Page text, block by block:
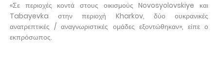
«Σε περιοχές κοντά στους οικισμούς Novosyolovskiye και
Tabayevka στην περιοχή Kharkov, δύο ουκρανικές
ανατρεπτικές / αναγνωριστικές ομάδες εξοντώθηκαν», είπε ο
εκπρόσωπος.